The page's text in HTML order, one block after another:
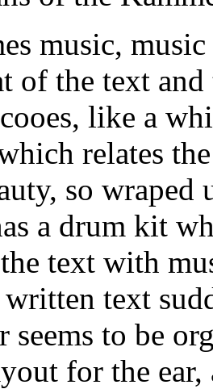
music,
of the text
like a
relates
so wraped
a drum kit
text with
text
seems to be
for the